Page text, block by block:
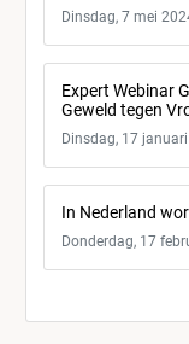
Dinsdag, 7 mei
Expert Webinar
Geweld tegen
Dinsdag, 17
In Nederland
Donderdag, 17